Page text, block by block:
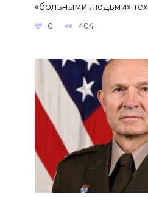
«больными людьми» тех
0 404